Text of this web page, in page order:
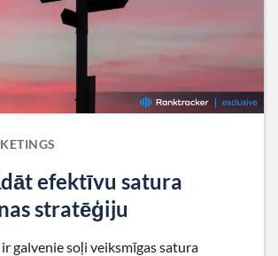
efektīvu satura
stratēģiju
galvenie soļi veiksmīgas satura